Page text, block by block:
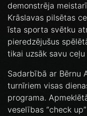
demonstrēja
Krāslavas pilsētas
īsta sporta svētku
pieredzējušus
tikai uzsāk savu
Sadarbībā ar Bērnu
turnīriem visas
programa.
veselības “check